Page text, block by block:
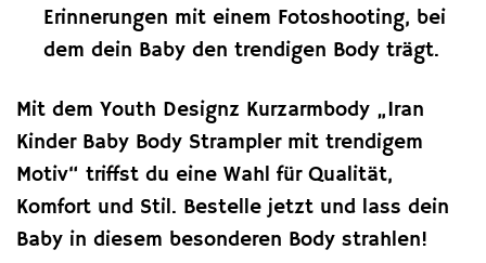
Erinnerungen mit einem Fotoshooting, bei
dem dein Baby den trendigen Body trägt.
Mit dem Youth Designz Kurzarmbody „Iran
Kinder Baby Body Strampler mit trendigem
Motiv“ triffst du eine Wahl für Qualität,
Komfort und Stil. Bestelle jetzt und lass dein
Baby in diesem besonderen Body strahlen!